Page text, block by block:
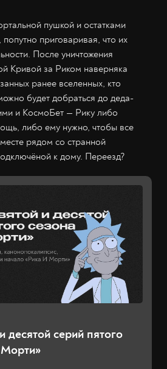
пушкой и остатками
приговаривая, что их
После уничтожения
Кривой за Риком наверняка
ранее вселенных, кто
будет добраться до деда-
и КосмоБет — Рику либо
либо ему нужно, чтобы все
рядом со странной
к дому. Переезд?
десятой серий пятого